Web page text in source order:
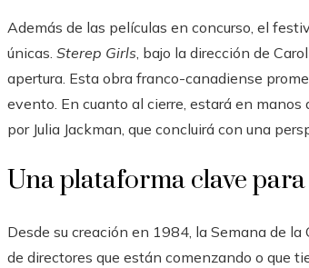
Además de las películas en concurso, el
únicas. Sterep Girls, bajo la dirección de
apertura. Esta obra franco-canadiense
evento. En cuanto al cierre, estará en manos
por Julia Jackman, que concluirá con una
Una plataforma clave
Desde su creación en 1984, la Semana de
de directores que están comenzando o que